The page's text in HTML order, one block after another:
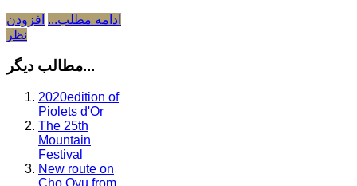
ادامه مطلب... افزودن
نظر
مطالب دیگر...
2020edition of
Piolets d'Or
The 25th
Mountain
Festival
New route on
Cho Oyu from